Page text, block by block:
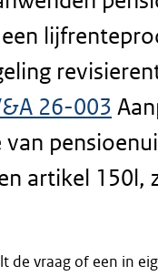
26-003
artikel 150l,
de vraag of een in